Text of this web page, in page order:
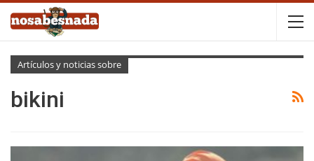
Artículos y noticias sobre
bikini